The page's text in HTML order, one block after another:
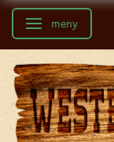
Ändra navigering
meny